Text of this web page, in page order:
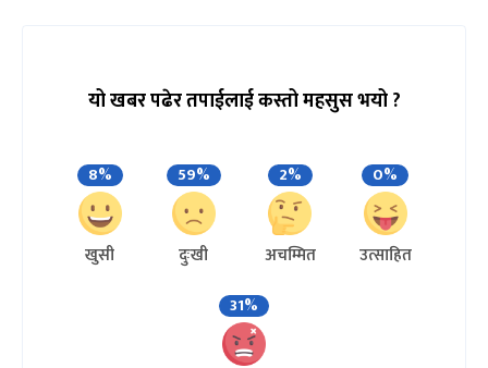
यो खबर पढेर तपाईलाई कस्तो महसुस भयो ?
8%
खुसी
59%
दुःखी
2%
अचम्मित
0%
उत्साहित
31%